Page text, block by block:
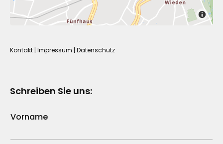
Kontakt | Impressum | Datenschutz
Schreiben Sie uns:
Vorname